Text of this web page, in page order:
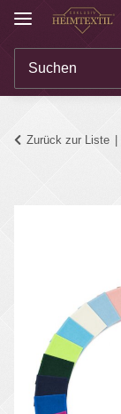
Zurück zur Liste